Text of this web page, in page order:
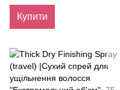
Купити